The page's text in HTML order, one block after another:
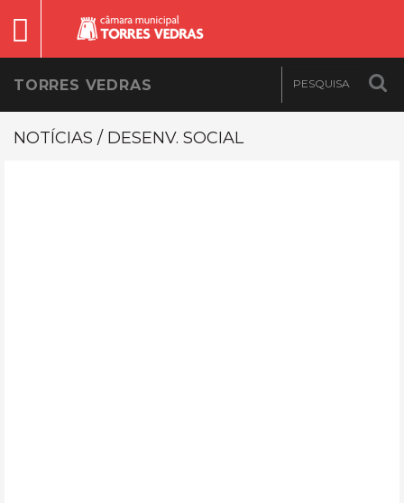
TORRES VEDRAS
NOTÍCIAS / DESENV. SOCIAL